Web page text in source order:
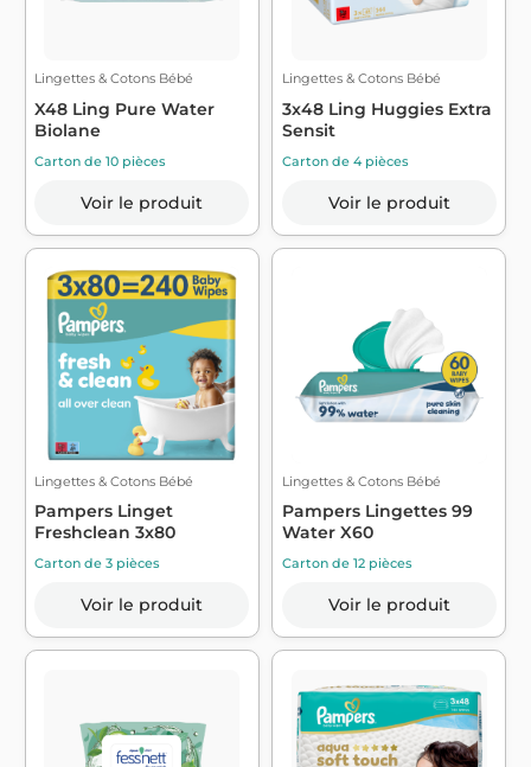
Lingettes & Cotons Bébé
X48 Ling Pure Water
Biolane
Carton de 10 pièces
Voir le produit
Lingettes & Cotons Bébé
3x48 Ling Huggies Extra
Sensit
Carton de 4 pièces
Voir le produit
Lingettes & Cotons Bébé
Pampers Linget
Freshclean 3x80
Carton de 3 pièces
Voir le produit
Lingettes & Cotons Bébé
Pampers Lingettes 99
Water X60
Carton de 12 pièces
Voir le produit